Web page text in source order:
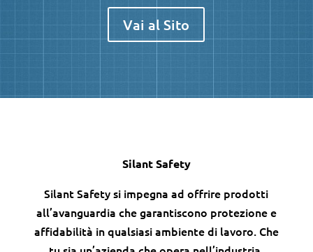
Vai al Sito
Silant Safety
Silant Safety si impegna ad offrire prodotti
all’avanguardia che garantiscono protezione e
affidabilità in qualsiasi ambiente di lavoro. Che